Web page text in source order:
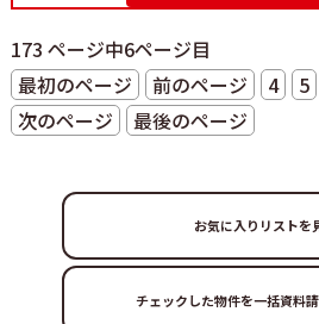
173 ページ中6ページ目
最初のページ
前のページ 4 5
次のページ
最後のページ
お気に入りリストを